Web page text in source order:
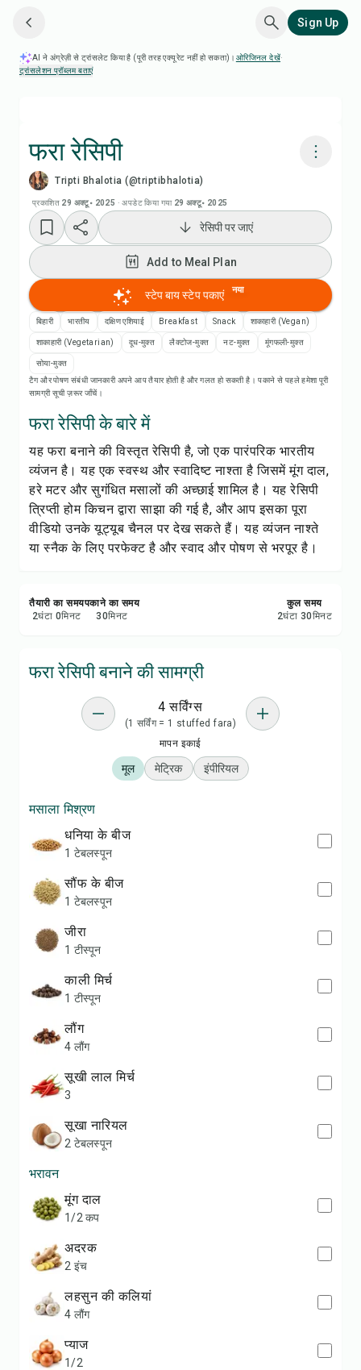
Sign Up
AI ने अंग्रेज़ी से ट्रांसलेट किया है (पूरी तरह एक्यूरेट नहीं हो सकता)। ओरिजिनल देखें·
ट्रांसलेशन प्रॉब्लम बताएं
फरा रेसिपी
Tripti Bhalotia (@triptibhalotia)
प्रकाशित 29 अक्टू॰ 2025 ·अपडेट किया गया 29 अक्टू॰ 2025
रेसिपी वीडियो देखें
Add to Meal Plan
Add to Shopping List
सेव करें
शेयर करें
रिपोर्ट करें
रेसिपी पर जाएं
Add to Meal Plan
स्टेप बाय स्टेप पकाएं नया
बिहारी भारतीय दक्षिण एशियाई Breakfast Snack शाकाहारी (Vegan)
शाकाहारी (Vegetarian) दूध-मुक्त लैक्टोज-मुक्त नट-मुक्त मूंगफली-मुक्त
सोया-मुक्त
टैग और पोषण संबंधी जानकारी अपने आप तैयार होती है और गलत हो सकती है। पकाने से पहले हमेशा पूरी
सामग्री सूची ज़रूर जाँचें।
फरा रेसिपी के बारे में
यह फरा बनाने की विस्तृत रेसिपी है, जो एक पारंपरिक भारतीय
व्यंजन है। यह एक स्वस्थ और स्वादिष्ट नाश्ता है जिसमें मूंग दाल,
हरे मटर और सुगंधित मसालों की अच्छाई शामिल है। यह रेसिपी
त्रिप्ती होम किचन द्वारा साझा की गई है, और आप इसका पूरा
वीडियो उनके यूट्यूब चैनल पर देख सकते हैं। यह व्यंजन नाश्ते
या स्नैक के लिए परफेक्ट है और स्वाद और पोषण से भरपूर है।
तैयारी का समय
2घंटा 0मिनट
पकाने का समय
30मिनट
कुल समय
2घंटा 30मिनट
फरा रेसिपी बनाने की सामग्री
4 सर्विंग्स
(1 सर्विंग = 1 stuffed fara)
मापन इकाई
मूल मेट्रिक इंपीरियल
मसाला मिश्रण
धनिया के बीज
1 टेबलस्पून
सौंफ के बीज
1 टेबलस्पून
जीरा
1 टीस्पून
काली मिर्च
1 टीस्पून
लौंग
4 लौंग
सूखी लाल मिर्च
3
सूखा नारियल
2 टेबलस्पून
भरावन
मूंग दाल
1/2 कप
अदरक
2 इंच
लहसुन की कलियां
4 लौंग
प्याज
1/2